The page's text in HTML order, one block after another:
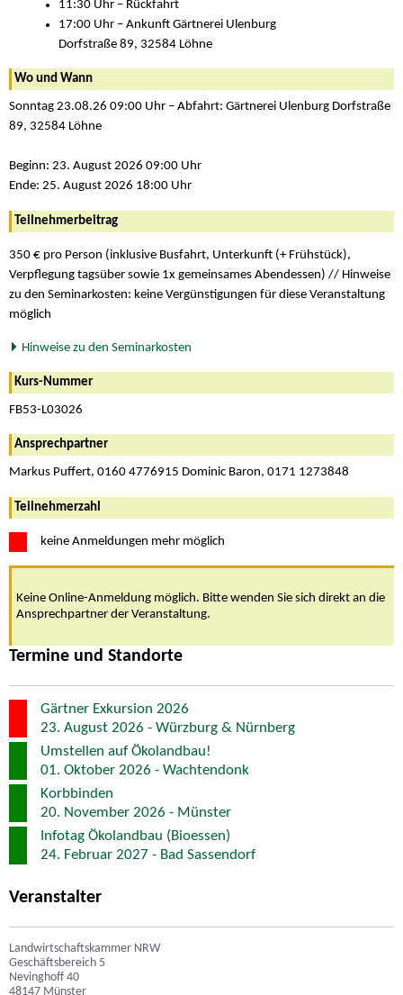
11:30 Uhr – Rückfahrt
17:00 Uhr – Ankunft Gärtnerei Ulenburg
Dorfstraße 89, 32584 Löhne
Wo und Wann
Sonntag 23.08.26 09:00 Uhr – Abfahrt: Gärtnerei Ulenburg Dorfstraße
89, 32584 Löhne
Beginn: 23. August 2026 09:00 Uhr
Ende: 25. August 2026 18:00 Uhr
Teilnehmerbeitrag
350 € pro Person (inklusive Busfahrt, Unterkunft (+ Frühstück),
Verpflegung tagsüber sowie 1x gemeinsames Abendessen) // Hinweise
zu den Seminarkosten: keine Vergünstigungen für diese Veranstaltung
möglich
Hinweise zu den Seminarkosten
Kurs-Nummer
FB53-L03026
Ansprechpartner
Markus Puffert, 0160 4776915 Dominic Baron, 0171 1273848
Teilnehmerzahl
keine Anmeldungen mehr möglich
Keine Online-Anmeldung möglich. Bitte wenden Sie sich direkt an die
Ansprechpartner der Veranstaltung.
Termine und Standorte
Gärtner Exkursion 2026
23. August 2026 - Würzburg & Nürnberg
Umstellen auf Ökolandbau!
01. Oktober 2026 - Wachtendonk
Korbbinden
20. November 2026 - Münster
Infotag Ökolandbau (Bioessen)
24. Februar 2027 - Bad Sassendorf
Veranstalter
Landwirtschaftskammer NRW
Geschäftsbereich 5
Nevinghoff 40
48147 Münster